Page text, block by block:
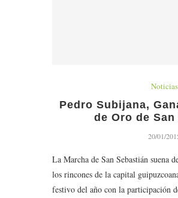
Noticias
Pedro Subijana,
de Oro de
20/01/
La Marcha de San Sebastián suena
los rincones de la capital
festivo del año con la participación